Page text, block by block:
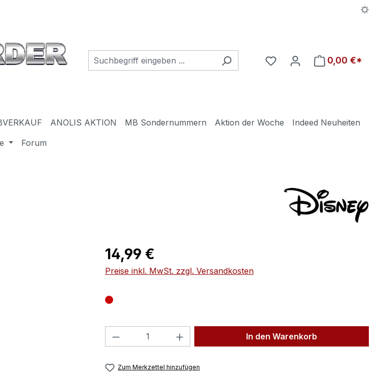
Du hast 0 Produkte auf
0,00 €*
ANOLIS AKTION MB Sondernummern Aktion der Woche
Indeed Neuheiten
Forum
Regulärer Preis:
14,99 €
Preise inkl. MwSt. zzgl. Versandkosten
Produkt Anzahl: Gib den gewünschten Wert
In den Warenkorb
Zum Merkzettel hinzufügen